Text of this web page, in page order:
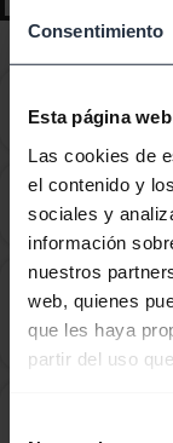
Consentimiento
Esta página
Las cookies de
el contenido y
sociales y
información
nuestros
web, quienes
que les haya
partir del uso
correctamente?
¿Cómo
mi dispositivo
¿Cómo puedo
idioma en mi
actualización
Jabra?